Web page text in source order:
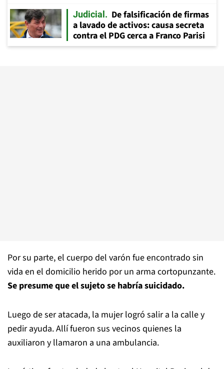
Judicial
De falsificación de firmas
a lavado de activos: causa secreta
contra el PDG cerca a Franco Parisi
Por su parte, el cuerpo del varón fue encontrado sin
vida en el domicilio herido por un arma cortopunzante.
Se presume que el sujeto se habría suicidado.
Luego de ser atacada, la mujer logró salir a la calle y
pedir ayuda. Allí fueron sus vecinos quienes la
auxiliaron y llamaron a una ambulancia.